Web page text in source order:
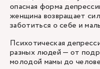
опасная форма
женщина возвращает
заботиться о себе и
Психотическая
разных людей — от
молодой мамы до